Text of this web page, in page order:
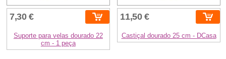
7,30 €
Suporte para velas dourado 22
cm - 1 peça
11,50 €
Castiçal dourado 25 cm - DCasa